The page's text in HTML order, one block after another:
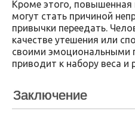
Кроме этого, повышенная
могут стать причиной
привычки переедать.
качестве утешения или
своими эмоциональными
приводит к набору веса и
Заключение